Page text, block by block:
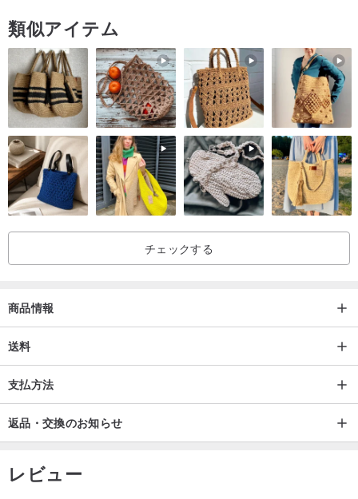
のワイヤレス充電パッドを作成してみませんか。
特別にカスタマイズされた彫刻手順:
カスタマイズされた印刷サービスでは、当社の著作権で保護された
フォントを選択できます。中国語と英語の数字を組み合わせて使用
できます。彫刻文字はできるだけ中央に配置してください。他の位
置に彫刻したい場合は、デザイナーと相談してください。まずはド
ラフトです。
る AC 充電プラグを使用してください) に差し込み、もう一方の端
(TYPE-C) をワイヤレス充電プレートの充電入力穴に差し込みま
す。
2. 携帯電話 (ワイヤレス充電誘導受信エリア) の位置を合わせて充電
トレイ (ワイヤレス充電誘導エリア) に置くと、携帯電話は自動的に
充電を開始します。
そうでないと機能しないことに注意してください。
類似アイテム
チェックする
商品情報
送料
支払方法
返品・交換のお知らせ
レビュー